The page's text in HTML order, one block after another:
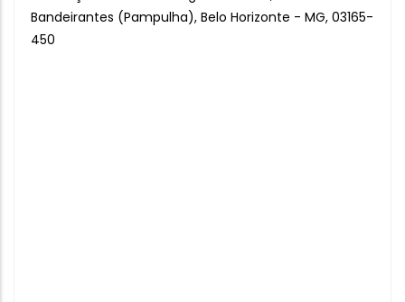
Bandeirantes (Pampulha), Belo Horizonte - MG, 03165-
450